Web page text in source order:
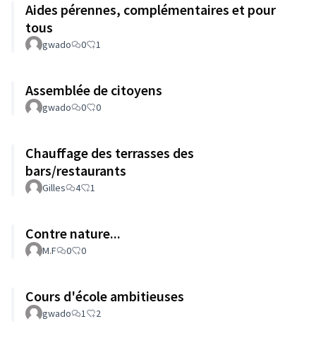
Aides pérennes, complémentaires et pour
tous
gwado 0 1
Assemblée de citoyens
gwado 0 0
Chauffage des terrasses des
bars/restaurants
Gilles 4 1
Contre nature...
M.F 0 0
Cours d'école ambitieuses
gwado 1 2